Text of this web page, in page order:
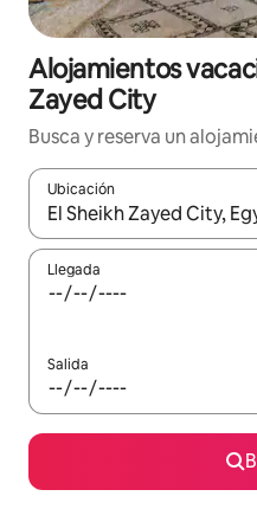
Alojamientos
Zayed City
Busca y reserva un
Ubicación
Cuando los resultados
Llegada
Salida